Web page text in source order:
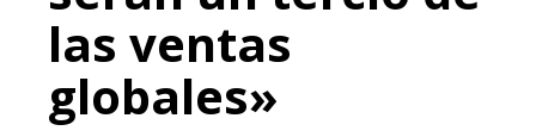
las ventas
globales»